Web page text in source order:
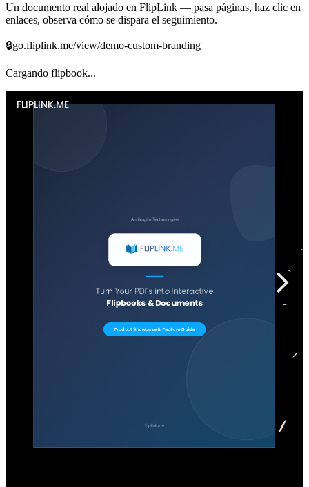
Un documento real alojado en FlipLink — pasa páginas, haz clic en
enlaces, observa cómo se dispara el seguimiento.
🔒go.fliplink.me/view/demo-custom-branding
Cargando flipbook...